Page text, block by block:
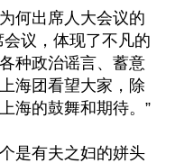
何出席人大会议的
议，体现了不凡的
种政治谣言、蓄意
海团看望大家，除
海的鼓舞和期待。”
是有夫之妇的姘头